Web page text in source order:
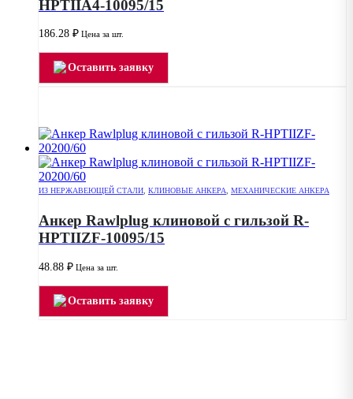
HPTIIA4-10095/15
186.28 ₽ Цена за шт.
Оставить заявку
ИЗ НЕРЖАВЕЮЩЕЙ СТАЛИ, КЛИНОВЫЕ АНКЕРА, МЕХАНИЧЕСКИЕ АНКЕРА
Анкер Rawlplug клиновой с гильзой R-
HPTIIZF-10095/15
48.88 ₽ Цена за шт.
Оставить заявку